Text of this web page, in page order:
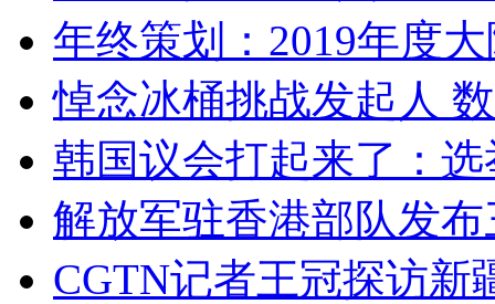
年终策划：2019年度
悼念冰桶挑战发起人
韩国议会打起来了：
解放军驻香港部队发
CGTN记者王冠探访新